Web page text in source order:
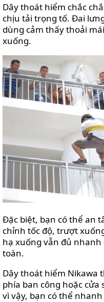
Dây thoát hiểm chắc
chịu tải trọng tố. Đai
dùng cảm thấy thoải
xuống.
Đặc biệt, bạn có thể an
chỉnh tốc độ, trượt
hạ xuống vẫn đủ
toàn.
Dây thoát hiểm Nikawa
phía ban công hoặc
vì vậy, bạn có thể